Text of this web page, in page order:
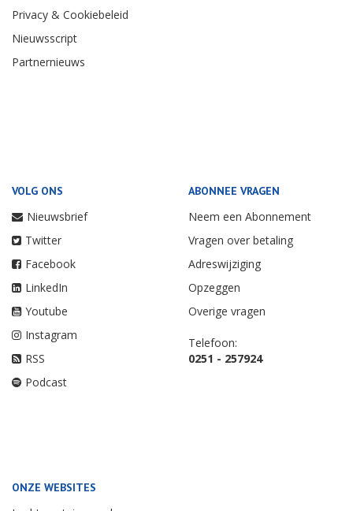
Privacy & Cookiebeleid
Nieuwsscript
Partnernieuws
VOLG ONS
Nieuwsbrief
Twitter
Facebook
LinkedIn
Youtube
Instagram
RSS
Podcast
ABONNEE VRAGEN
Neem een Abonnement
Vragen over betaling
Adreswijziging
Opzeggen
Overige vragen
Telefoon:
0251 - 257924
ONZE WEBSITES